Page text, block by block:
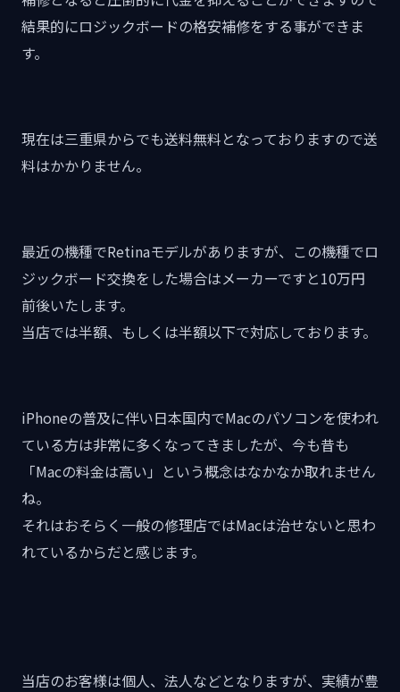
結果的にロジックボードの格安補修をする事ができま
す。
現在は三重県からでも送料無料となっておりますので送
料はかかりません。
最近の機種でRetinaモデルがありますが、この機種でロ
ジックボード交換をした場合はメーカーですと10万円
前後いたします。
当店では半額、もしくは半額以下で対応しております。
iPhoneの普及に伴い日本国内でMacのパソコンを使われ
ている方は非常に多くなってきましたが、今も昔も
「Macの料金は高い」という概念はなかなか取れません
ね。
それはおそらく一般の修理店ではMacは治せないと思わ
れているからだと感じます。
当店のお客様は個人、法人などとなりますが、実績が豊